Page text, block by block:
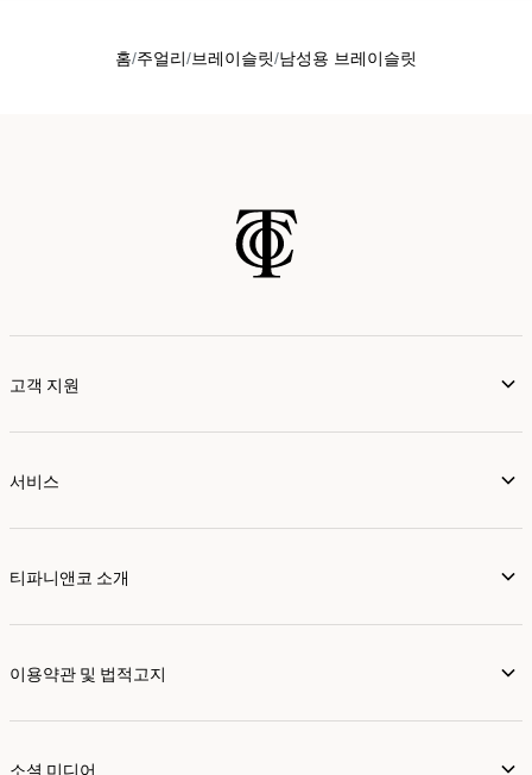
홈 주얼리 브레이슬릿 남성용 브레이슬릿
고객 지원
서비스
티파니앤코 소개
이용약관 및 법적고지
소셜 미디어